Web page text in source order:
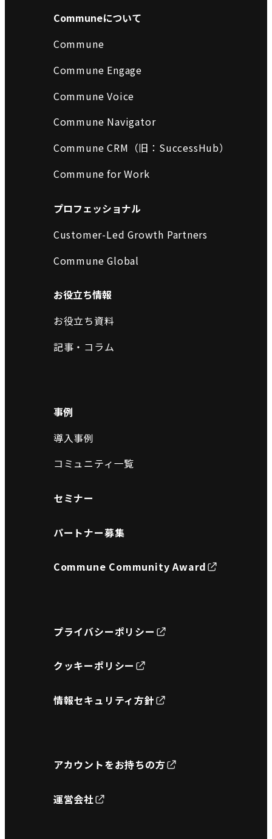
Communeについて
Commune
Commune Engage
Commune Voice
Commune Navigator
Commune CRM（旧：SuccessHub）
Commune for Work
プロフェッショナル
Customer-Led Growth Partners
Commune Global
お役立ち情報
お役立ち資料
記事・コラム
事例
導入事例
コミュニティ一覧
セミナー
パートナー募集
Commune Community Award
プライバシーポリシー
クッキーポリシー
情報セキュリティ方針
アカウントをお持ちの方
運営会社